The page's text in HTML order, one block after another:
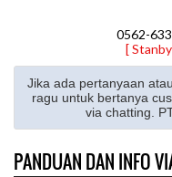
0562-
[
Jika ada pertanyaan
ragu untuk bertanya
via chatting.
PANDUAN DAN INFO